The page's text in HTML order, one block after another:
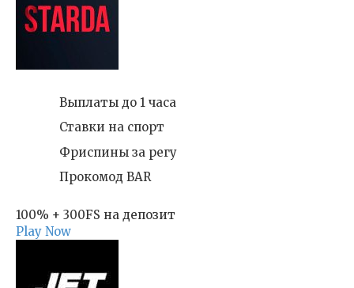
Выплаты до 1 часа
Ставки на спорт
Фриспины за регу
Прокомод BAR
100% + 300FS на депозит
Play Now